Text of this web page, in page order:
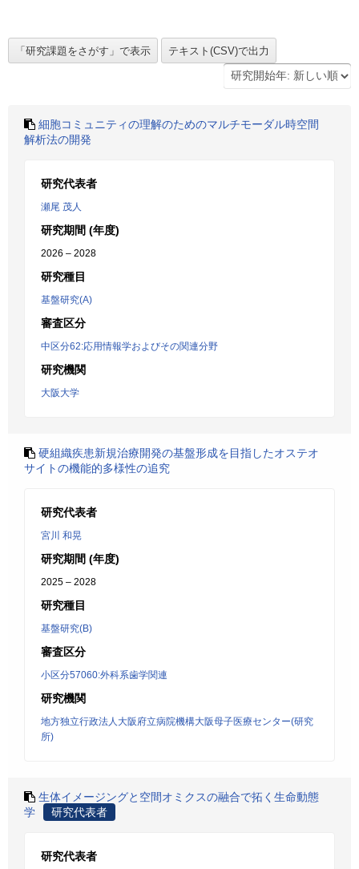
細胞コミュニティの理解のためのマルチモーダル時空間
解析法の開発
研究代表者
瀬尾 茂人
研究期間 (年度)
2026 – 2028
研究種目
基盤研究(A)
審査区分
中区分62:応用情報学およびその関連分野
研究機関
大阪大学
硬組織疾患新規治療開発の基盤形成を目指したオステオ
サイトの機能的多様性の追究
研究代表者
宮川 和晃
研究期間 (年度)
2025 – 2028
研究種目
基盤研究(B)
審査区分
小区分57060:外科系歯学関連
研究機関
地方独立行政法人大阪府立病院機構大阪母子医療センター(研究
所)
生体イメージングと空間オミクスの融合で拓く生命動態
学
研究代表者
研究代表者